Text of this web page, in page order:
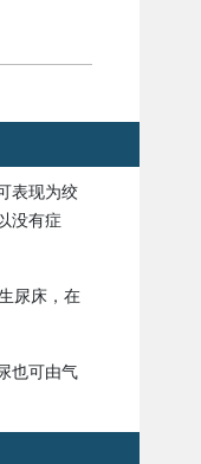
表现为绞
没有症
尿床，在
也可由气